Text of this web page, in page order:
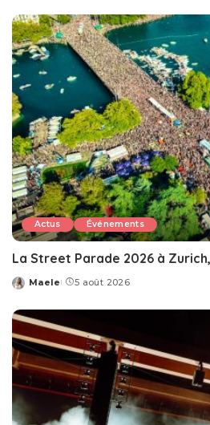
Actus Événements
La Street Parade 2026 à
Posted
Maele 5 août 2026